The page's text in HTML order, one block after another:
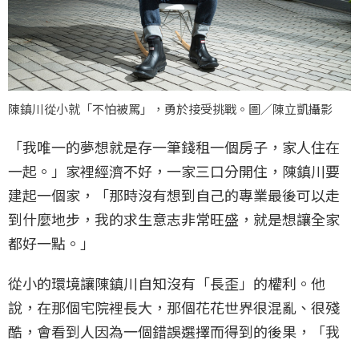
陳鎮川從小就「不怕被罵」，勇於接受挑戰。圖／陳立凱攝影
「我唯一的夢想就是存一筆錢租一個房子，家人住在
一起。」家裡經濟不好，一家三口分開住，陳鎮川要
建起一個家，「那時沒有想到自己的專業最後可以走
到什麼地步，我的求生意志非常旺盛，就是想讓全家
都好一點。」
從小的環境讓陳鎮川自知沒有「長歪」的權利。他
說，在那個宅院裡長大，那個花花世界很混亂、很殘
酷，會看到人因為一個錯誤選擇而得到的後果，「我